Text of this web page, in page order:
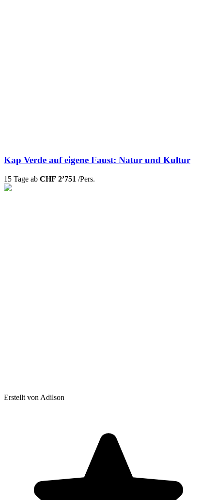
Kap Verde auf eigene Faust: Natur und Kultur
15 Tage ab CHF 2’751 /Pers.
Erstellt von Adilson